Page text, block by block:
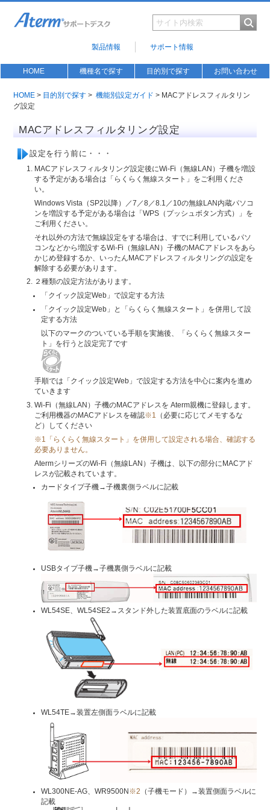
製品情報 サポート情報
HOME 機種名で探す 目的別で探す お問い合わせ
HOME > 目的別で探す >機能別設定ガイド > MACアドレスフィルタリン
グ設定
MACアドレスフィルタリング設定
設定を行う前に・・・
MACアドレスフィルタリング設定後にWi-Fi（無線LAN）子機を増設
する予定がある場合は「らくらく無線スタート」をご利用くださ
い。
Windows Vista（SP2以降）／7／8／8.1／10の無線LAN内蔵パソコ
ンを増設する予定がある場合は「WPS（プッシュボタン方式）」を
ご利用ください。
それ以外の方法で無線設定をする場合は、すでに利用しているパソ
コンなどから増設するWi-Fi（無線LAN）子機のMACアドレスをあら
かじめ登録するか、いったんMACアドレスフィルタリングの設定を
解除する必要があります。
２種類の設定方法があります。
「クイック設定Web」で設定する方法
「クイック設定Web」と「らくらく無線スタート」を併用して設
定する方法
以下のマークのついている手順を実施後、「らくらく無線スター
ト」を行うと設定完了です
手順では「クイック設定Web」で設定する方法を中心に案内を進め
ていきます
Wi-Fi（無線LAN）子機のMACアドレスを Aterm親機に登録します。
ご利用機器のMACアドレスを確認※1
（必要に応じてメモするな
ど）してください
※1「らくらく無線スタート」を併用して設定される場合、確認する
必要ありません。
AtermシリーズのWi-Fi（無線LAN）子機は、以下の部分にMACアド
レスが記載されています。
カードタイプ子機→子機裏側ラベルに記載
USBタイプ子機→子機裏側ラベルに記載
WL54SE、WL54SE2→スタンド外した装置底面のラベルに記載
WL54TE→装置左側面ラベルに記載
WL300NE-AG、WR9500N ※2
（子機モード）→装置側面ラベルに
記載